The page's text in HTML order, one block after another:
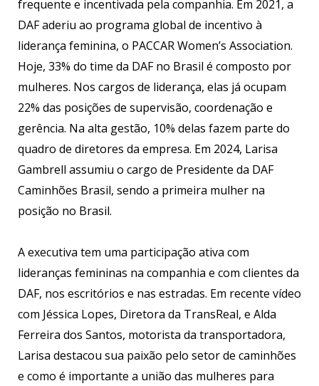
frequente e incentivada pela companhia. Em 2021, a
DAF aderiu ao programa global de incentivo à
liderança feminina, o PACCAR Women’s Association.
Hoje, 33% do time da DAF no Brasil é composto por
mulheres. Nos cargos de liderança, elas já ocupam
22% das posições de supervisão, coordenação e
gerência. Na alta gestão, 10% delas fazem parte do
quadro de diretores da empresa. Em 2024, Larisa
Gambrell assumiu o cargo de Presidente da DAF
Caminhões Brasil, sendo a primeira mulher na
posição no Brasil.
A executiva tem uma participação ativa com
lideranças femininas na companhia e com clientes da
DAF, nos escritórios e nas estradas. Em recente vídeo
com Jéssica Lopes, Diretora da TransReal, e Alda
Ferreira dos Santos, motorista da transportadora,
Larisa destacou sua paixão pelo setor de caminhões
e como é importante a união das mulheres para